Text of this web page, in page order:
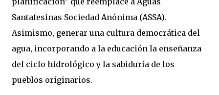
Santafesinas Sociedad Anónima (ASSA).
Asimismo, generar una cultura democrática del
agua, incorporando a la educación la enseñanza
del ciclo hidrológico y la sabiduría de los
pueblos originarios.